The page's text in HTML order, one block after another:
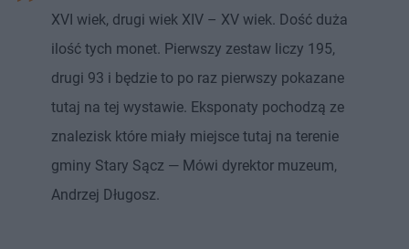
XVI wiek, drugi wiek XIV – XV wiek. Dość duża
ilość tych monet. Pierwszy zestaw liczy 195,
drugi 93 i będzie to po raz pierwszy pokazane
tutaj na tej wystawie. Eksponaty pochodzą ze
znalezisk które miały miejsce tutaj na terenie
gminy Stary Sącz — Mówi dyrektor muzeum,
Andrzej Długosz.